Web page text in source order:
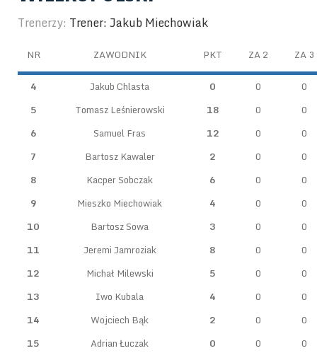
Trenerzy: Trener: Jakub Miechowiak
NR ZAWODNIK PKT ZA 2 ZA 3
4 Jakub Chlasta 0 0
0
5
Tomasz Leśnierowski 18 0
0
6
Samuel Fras 12 0
0
7
Bartosz Kawaler 2 0
0
8
Kacper Sobczak 6 0
0
9
Mieszko Miechowiak 4 0
0
10
Bartosz Sowa 3 0
0
11
Jeremi Jamroziak 8 0
0
12
Michał Milewski 5 0
0
13
Iwo Kubala 4 0
0
14
Wojciech Bąk 2 0
0
15
Adrian Łuczak 0 0
0